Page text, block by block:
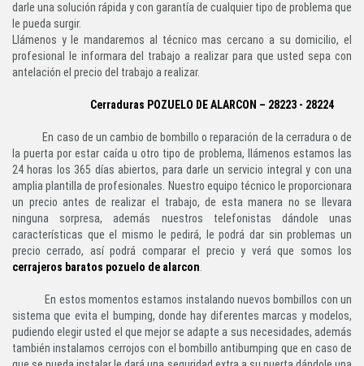
darle una solución rápida y con garantía de cualquier tipo de problema que
le pueda surgir.
Llámenos y le mandaremos al técnico mas cercano a su domicilio, el
profesional le informara del trabajo a realizar para que usted sepa con
antelación el precio del trabajo a realizar.
Cerraduras POZUELO DE ALARCON – 28223 - 28224
En caso de un cambio de bombillo o reparación de la cerradura o de
la puerta por estar caída u otro tipo de problema, llámenos estamos las
24 horas los 365 días abiertos, para darle un servicio integral y con una
amplia plantilla de profesionales. Nuestro equipo técnico le proporcionara
un precio antes de realizar el trabajo, de esta manera no se llevara
ninguna sorpresa, además nuestros telefonistas dándole unas
características que el mismo le pedirá, le podrá dar sin problemas un
precio cerrado, así podrá comparar el precio y verá que somos los
cerrajeros baratos pozuelo de alarcon.
En estos momentos estamos instalando nuevos bombillos con un
sistema que evita el bumping, donde hay diferentes marcas y modelos,
pudiendo elegir usted el que mejor se adapte a sus necesidades, además
también instalamos cerrojos con el bombillo antibumping que en caso de